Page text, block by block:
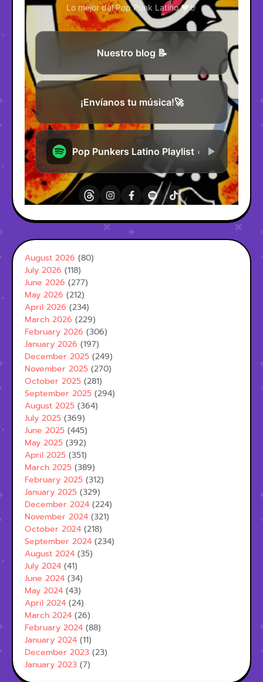
August 2026 (80)
July 2026 (118)
June 2026 (277)
May 2026 (212)
April 2026 (234)
March 2026 (229)
February 2026 (306)
January 2026 (197)
December 2025 (249)
November 2025 (270)
October 2025 (281)
September 2025 (294)
August 2025 (364)
July 2025 (369)
June 2025 (445)
May 2025 (392)
April 2025 (351)
March 2025 (389)
February 2025 (312)
January 2025 (329)
December 2024 (224)
November 2024 (321)
October 2024 (218)
September 2024 (234)
August 2024 (35)
July 2024 (41)
June 2024 (34)
May 2024 (43)
April 2024 (24)
March 2024 (26)
February 2024 (88)
January 2024 (11)
December 2023 (23)
January 2023 (7)